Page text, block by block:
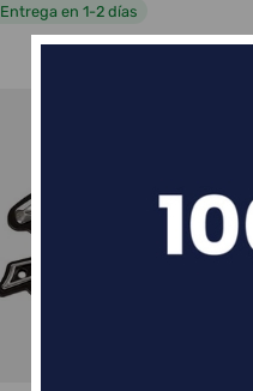
Entrega en 1-2 días